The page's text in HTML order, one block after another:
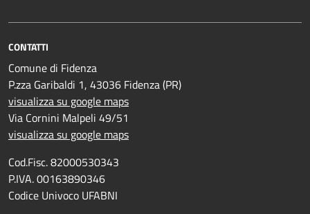
CONTATTI
Comune di Fidenza
P.zza Garibaldi 1, 43036 Fidenza (PR)
visualizza su google maps
Via Cornini Malpeli 49/51
visualizza su google maps
Cod.Fisc. 82000530343
P.IVA. 00163890346
Codice Univoco UFABNI